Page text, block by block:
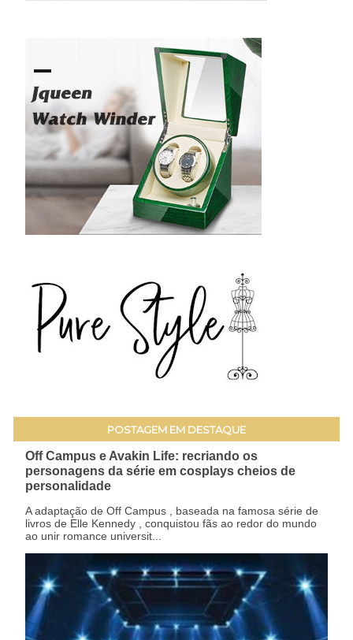
POSTAGEM EM DESTAQUE
Off Campus e Avakin Life: recriando os
personagens da série em cosplays cheios de
personalidade
A adaptação de Off Campus , baseada na famosa série de
livros de Elle Kennedy , conquistou fãs ao redor do mundo
ao unir romance universit...